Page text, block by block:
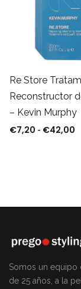
Re Store
Reconstructor
– Kevin Murphy
€7,20 - €42,00
Somos un equipo
de 25 años, a la